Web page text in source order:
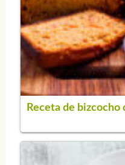
Receta de bizcocho